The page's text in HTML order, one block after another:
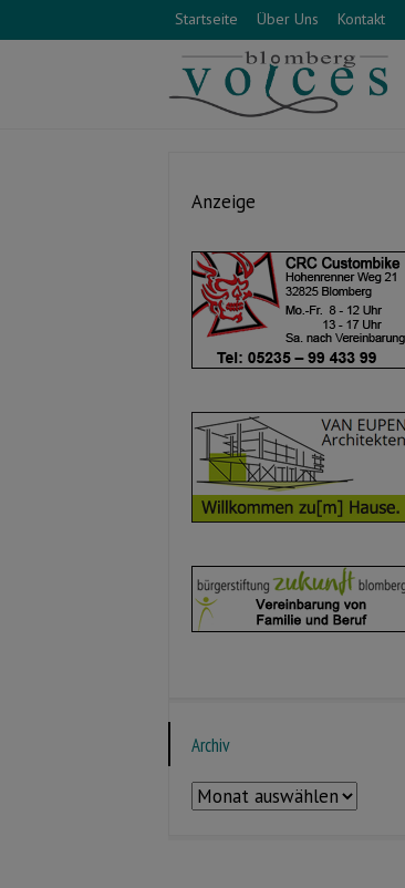
Startseite Über Uns Kontakt
Anzeige
Archiv
Archiv